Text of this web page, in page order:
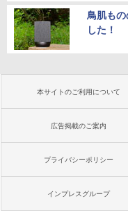
鳥肌も
した！
本サイトのご利用について
広告掲載のご案内
プライバシーポリシー
インプレスグループ